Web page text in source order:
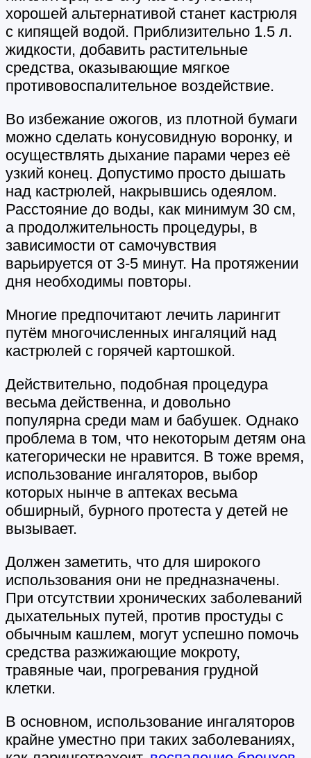
хорошей альтернативой станет кастрюля
с кипящей водой. Приблизительно 1.5 л.
жидкости, добавить растительные
средства, оказывающие мягкое
противовоспалительное воздействие.
Во избежание ожогов, из плотной бумаги
можно сделать конусовидную воронку, и
осуществлять дыхание парами через её
узкий конец. Допустимо просто дышать
над кастрюлей, накрывшись одеялом.
Расстояние до воды, как минимум 30 см,
а продолжительность процедуры, в
зависимости от самочувствия
варьируется от 3-5 минут. На протяжении
дня необходимы повторы.
Многие предпочитают лечить ларингит
путём многочисленных ингаляций над
кастрюлей с горячей картошкой.
Действительно, подобная процедура
весьма действенна, и довольно
популярна среди мам и бабушек. Однако
проблема в том, что некоторым детям она
категорически не нравится. В тоже время,
использование ингаляторов, выбор
которых нынче в аптеках весьма
обширный, бурного протеста у детей не
вызывает.
Должен заметить, что для широкого
использования они не предназначены.
При отсутствии хронических заболеваний
дыхательных путей, против простуды с
обычным кашлем, могут успешно помочь
средства разжижающие мокроту,
травяные чаи, прогревания грудной
клетки.
В основном, использование ингаляторов
крайне уместно при таких заболеваниях,